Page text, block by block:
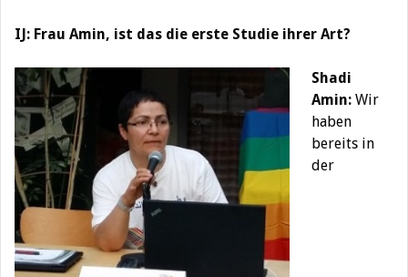
IJ: Frau Amin, ist das die erste Studie ihrer Art?
Shadi
Amin: Wir
haben
bereits in
der